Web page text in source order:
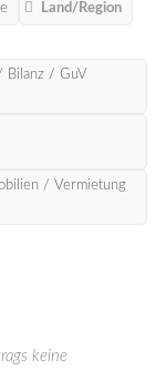
Land/Region
Bilanz / GuV
/ Vermietung
keine